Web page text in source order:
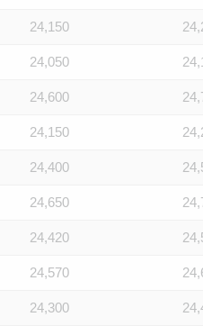
24,150
24,050
24,600
24,150
24,400
24,650
24,420
24,570
24,300